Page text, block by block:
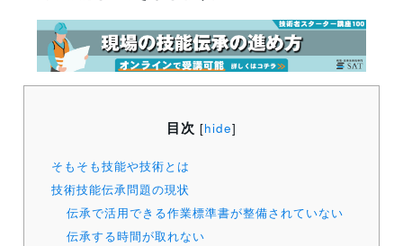
目次 [hide]
そもそも技能や技術とは
技術技能伝承問題の現状
伝承で活用できる作業標準書が整備されていない
伝承する時間が取れない